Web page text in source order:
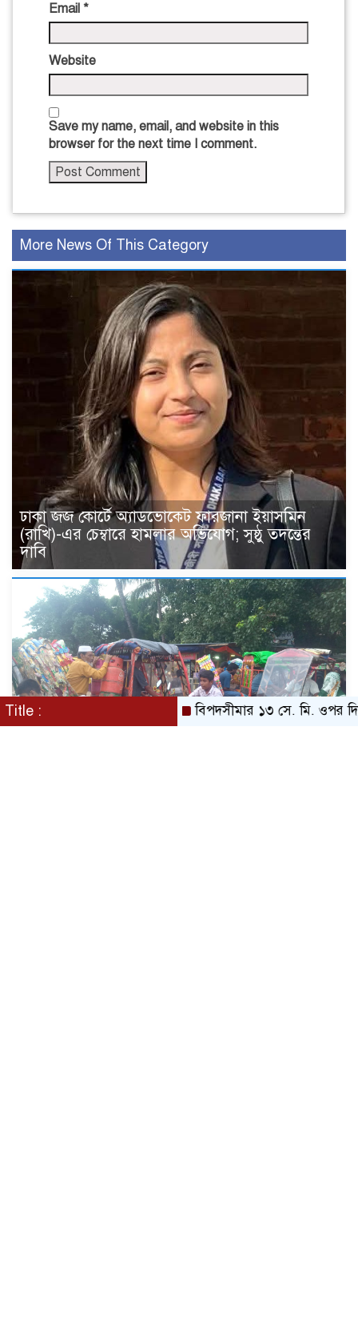
Email *
Website
Save my name, email, and website in this
browser for the next time I comment.
More News Of This Category
ঢাকা জজ কোর্টে অ্যাডভোকেট ফারজানা ইয়াসমিন
(রাখি)-এর চেম্বারে হামলার অভিযোগ; সুষ্ঠু তদন্তের
দাবি
Title : বিপদসীমার ১৩ সে. মি. ওপর দিয়ে